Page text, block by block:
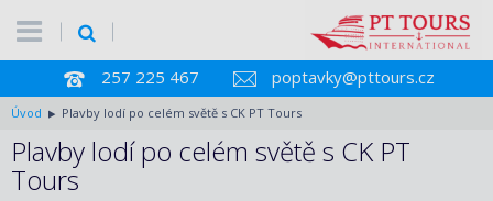
257 225 467 poptavky@pttours.cz
Úvod Plavby lodí po celém světě s CK PT Tours
Plavby lodí po celém světě s CK PT
Tours